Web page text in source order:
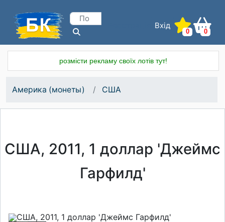
Вхід
0 0
розмісти рекламу своїх лотів тут!
Америка (монеты) США
США, 2011, 1 доллар 'Джеймс
Гарфилд'